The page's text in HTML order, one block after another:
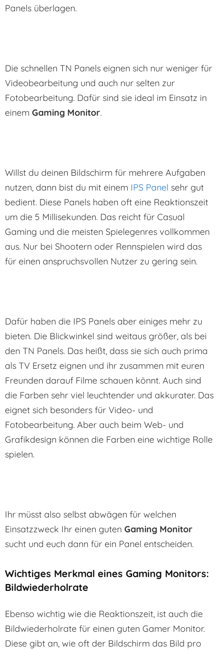
Panels überlagen.
Die schnellen TN Panels eignen sich nur weniger für
Videobearbeitung und auch nur selten zur
Fotobearbeitung. Dafür sind sie ideal im Einsatz in
einem Gaming Monitor.
Willst du deinen Bildschirm für mehrere Aufgaben
nutzen, dann bist du mit einem IPS Panel sehr gut
bedient. Diese Panels haben oft eine Reaktionszeit
um die 5 Millisekunden. Das reicht für Casual
Gaming und die meisten Spielegenres vollkommen
aus. Nur bei Shootern oder Rennspielen wird das
für einen anspruchsvollen Nutzer zu gering sein.
Dafür haben die IPS Panels aber einiges mehr zu
bieten. Die Blickwinkel sind weitaus größer, als bei
den TN Panels. Das heißt, dass sie sich auch prima
als TV Ersetz eignen und ihr zusammen mit euren
Freunden darauf Filme schauen könnt. Auch sind
die Farben sehr viel leuchtender und akkurater. Das
eignet sich besonders für Video- und
Fotobearbeitung. Aber auch beim Web- und
Grafikdesign können die Farben eine wichtige Rolle
spielen.
Ihr müsst also selbst abwägen für welchen
Einsatzzweck Ihr einen guten Gaming Monitor
sucht und euch dann für ein Panel entscheiden.
Wichtiges Merkmal eines Gaming Monitors:
Bildwiederholrate
Ebenso wichtig wie die Reaktionszeit, ist auch die
Bildwiederholrate für einen guten Gamer Monitor.
Diese gibt an, wie oft der Bildschirm das Bild pro